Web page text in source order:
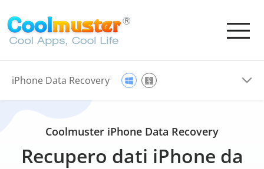
iPhone Data Recovery
Coolmuster iPhone Data Recovery
Recupero dati iPhone da